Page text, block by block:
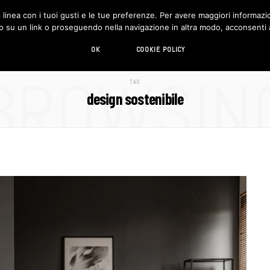
DESIGN LIVING HI-TECH CHI SIAMO
TAG
design sostenibile
BROWSING
con i tuoi gusti e le tue preferenze. Per avere maggiori
su un link o proseguendo nella navigazione in altra modo, acconsenti
OK COOKIE POLICY